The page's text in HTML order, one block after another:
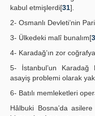
kabul etmişlerdi[31].
2- Osmanlı Devleti’nin
3- Ülkedeki malî bunalım[
4- Karadağ’ın zor
5- İstanbul’un
asayiş problemi olarak
6- Batılı memleketleri
Hâlbuki Bosna’da